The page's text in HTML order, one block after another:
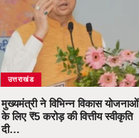
उत्तराखंड
मुख्यमंत्री ने विभिन्न विकास योजनाओं
के लिए ₹5 करोड़ की वित्तीय स्वीकृति
दी…